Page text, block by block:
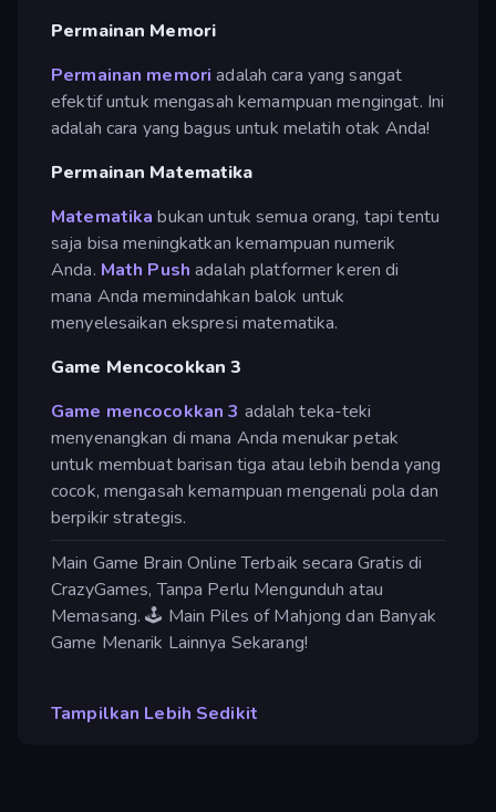
Permainan Memori
Permainan memori adalah cara yang sangat
efektif untuk mengasah kemampuan mengingat. Ini
adalah cara yang bagus untuk melatih otak Anda!
Permainan Matematika
Matematika bukan untuk semua orang, tapi tentu
saja bisa meningkatkan kemampuan numerik
Anda. Math Push adalah platformer keren di
mana Anda memindahkan balok untuk
menyelesaikan ekspresi matematika.
Game Mencocokkan 3
Game mencocokkan 3 adalah teka-teki
menyenangkan di mana Anda menukar petak
untuk membuat barisan tiga atau lebih benda yang
cocok, mengasah kemampuan mengenali pola dan
berpikir strategis.
Main Game Brain Online Terbaik secara Gratis di
CrazyGames, Tanpa Perlu Mengunduh atau
Memasang. 🕹️ Main Piles of Mahjong dan Banyak
Game Menarik Lainnya Sekarang!
Tampilkan Lebih Sedikit